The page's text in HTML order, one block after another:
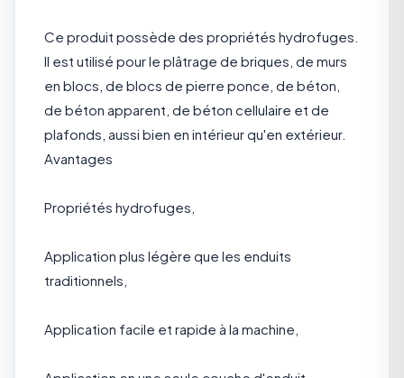
Ce produit possède des propriétés hydrofuges.
Il est utilisé pour le plâtrage de briques, de murs
en blocs, de blocs de pierre ponce, de béton,
de béton apparent, de béton cellulaire et de
plafonds, aussi bien en intérieur qu'en extérieur.
Avantages
Propriétés hydrofuges,
Application plus légère que les enduits
traditionnels,
Application facile et rapide à la machine,